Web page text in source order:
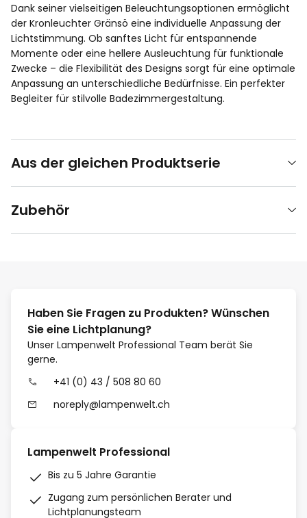
Dank seiner vielseitigen Beleuchtungsoptionen ermöglicht
der Kronleuchter Gränsö eine individuelle Anpassung der
Lichtstimmung. Ob sanftes Licht für entspannende
Momente oder eine hellere Ausleuchtung für funktionale
Zwecke – die Flexibilität des Designs sorgt für eine optimale
Anpassung an unterschiedliche Bedürfnisse. Ein perfekter
Begleiter für stilvolle Badezimmergestaltung.
Aus der gleichen Produktserie
Zubehör
Haben Sie Fragen zu Produkten? Wünschen
Sie eine Lichtplanung?
Unser Lampenwelt Professional Team berät Sie
gerne.
+41 (0) 43 / 508 80 60
noreply@lampenwelt.ch
Lampenwelt Professional
Bis zu 5 Jahre Garantie
Zugang zum persönlichen Berater und
Lichtplanungsteam